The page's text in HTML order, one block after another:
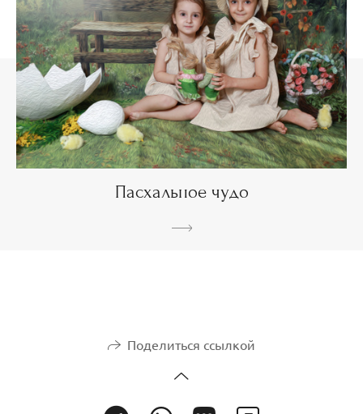
Пасхальное чудо
Поделиться ссылкой